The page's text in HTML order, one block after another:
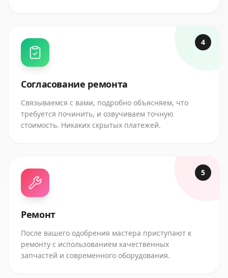
4
Согласование ремонта
Связываемся с вами, подробно объясняем, что
требуется починить, и озвучиваем точную
стоимость. Никаких скрытых платежей.
5
Ремонт
После вашего одобрения мастера приступают к
ремонту с использованием качественных
запчастей и современного оборудования.